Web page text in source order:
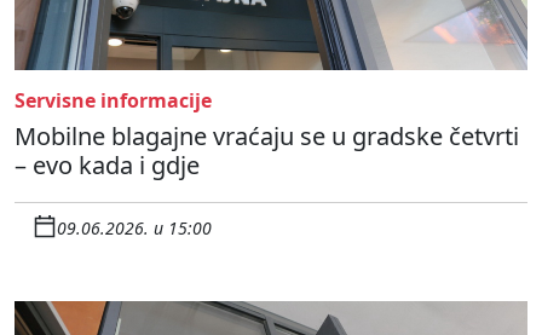
Servisne informacije
Mobilne blagajne vraćaju se u gradske četvrti
– evo kada i gdje
09.06.2026. u 15:00